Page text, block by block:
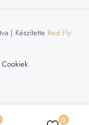
| Készítette Red Fly
Cookiek
0